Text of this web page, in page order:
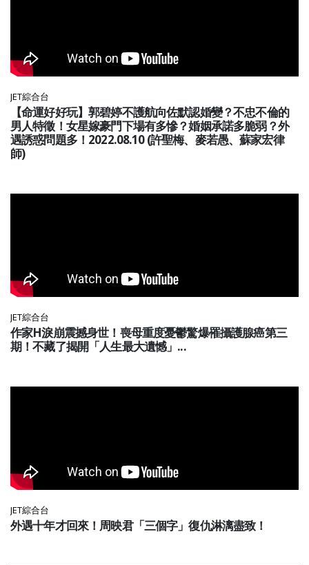
JET綜合台
【命運好好玩】郭碧婷不護航向佐默認婚變？不忠不倫的
男人特徵！女星嫁豪門下場有多慘？婚姻承諾多脆弱？外
遇誘惑問題多！2022.08.10 (許聖梅、麥若愚、蘇家宏律
師)
JET綜合台
作家H淚崩震撼身世！喪母重度憂鬱驚爆罹攝護腺癌第三
期！不藏了揭開「人生最大遺憾」...
JET綜合台
外遇十年才回來！周映君「三個字」復仇淋漓盡致！